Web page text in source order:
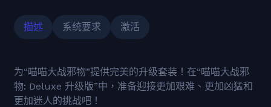
描述 系统要求 激活
为“喵喵大战邪物”提供完美的升级套装！在“喵喵大战邪
物: Deluxe 升级版”中，准备迎接更加艰难、更加凶猛和
更加迷人的挑战吧！